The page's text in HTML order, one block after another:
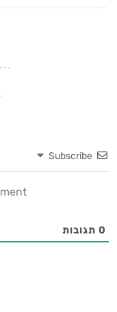
Subscribe
0 תגובות